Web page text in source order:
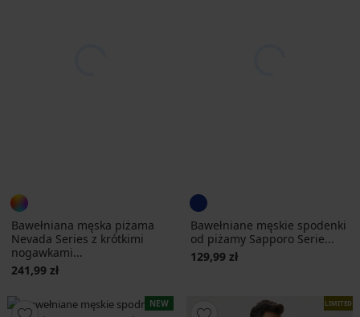
Bawełniana męska piżama
Nevada Series z krótkimi
nogawkami...
241,99 zł
Bawełniane męskie spodenki
od piżamy Sapporo Serie...
129,99 zł
NEW LIMITED